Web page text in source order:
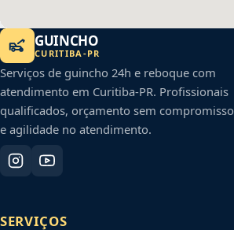
GUINCHO
CURITIBA -PR
Serviços de guincho 24h e reboque com
atendimento em Curitiba-PR. Profissionais
qualificados, orçamento sem compromisso
e agilidade no atendimento.
SERVIÇOS